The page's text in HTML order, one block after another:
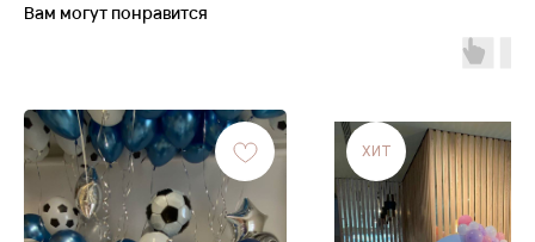
Вам могут понравится
ХИТ